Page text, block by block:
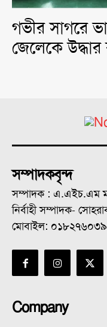
গভীর সাগরে
জেলেকে
সম্পাদকবৃন্দ
সম্পাদক : এ.এইচ.এম
নির্বাহী সম্পাদক-
মোবাইল:
Company